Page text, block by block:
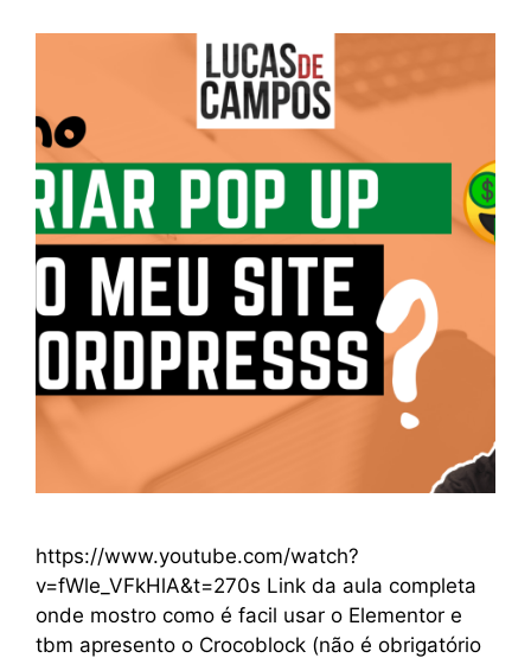
https://www.youtube.com/watch?
v=fWle_VFkHlA&t=270s Link da aula completa
onde mostro como é facil usar o Elementor e
tbm apresento o Crocoblock (não é obrigatório